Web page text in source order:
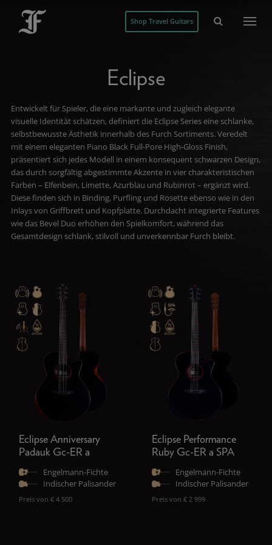
Shop Travel Guitars
Eclipse
Entwickelt für Spieler, die eine markante und zugleich elegante
visuelle Identität schätzen, definiert die Eclipse Series eine schlanke,
selbstbewusste Ästhetik innerhalb des Furch Sortiments. Veredelt
mit einem eleganten Piano Black Full-Pore High-Gloss Finish,
präsentiert sich jedes Modell in einem konsequent schwarzen Design,
das durch sorgfältig abgestimmte Akzente in vier charakteristischen
Farben – Elfenbein, Limette, Azurblau und Rubinrot – ergänzt wird.
Diese finden sich in Binding, Purfling und Rosette ebenso wie in den
Inlays von Griffbrett und Kopfplatte. Durchdacht integrierte Features
wie das Bevel Duo erhöhen den Spielkomfort, während das
Gesamtdesign schlank, stilvoll und unverkennbar Furch bleibt.
Eclipse Anniversary
Padauk Gc-ER a
Engelmann-Fichte
Indischer Palisander
Preis von € 4 500
Eclipse Performance
Ruby Gc-ER a SPA
Engelmann-Fichte
Indischer Palisander
Preis von € 2 999